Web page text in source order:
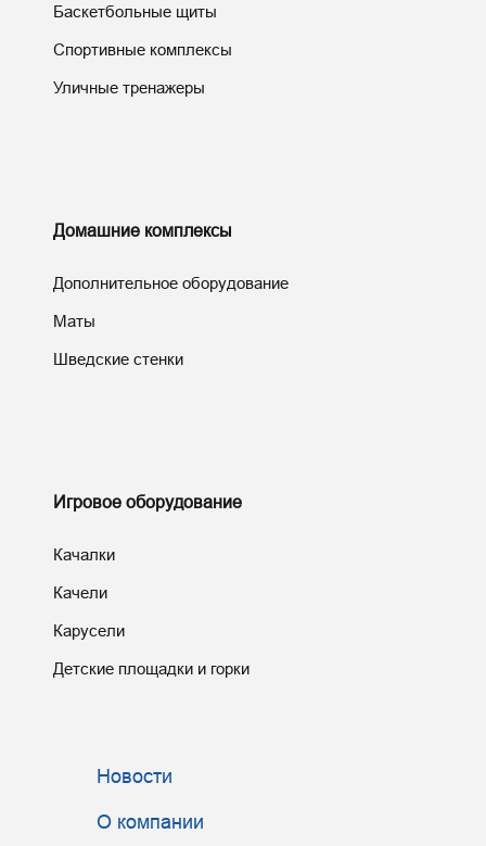
Баскетбольные щиты
Спортивные комплексы
Уличные тренажеры
Домашние комплексы
Дополнительное оборудование
Маты
Шведские стенки
Игровое оборудование
Качалки
Качели
Карусели
Детские площадки и горки
Новости
О компании